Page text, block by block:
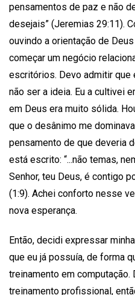
pensamentos de paz e não
desejais” (Jeremias 29:11).
ouvindo a orientação de
começar um negócio
escritórios. Devo admitir que
não ser a ideia. Eu a cultivei
em Deus era muito sólida.
que o desânimo me
pensamento de que deveria
está escrito: “...não temas,
Senhor, teu Deus, é contigo
(1:9). Achei conforto nesse
nova esperança.
Então, decidi expressar
que eu já possuía, de forma
treinamento em
treinamento profissional,